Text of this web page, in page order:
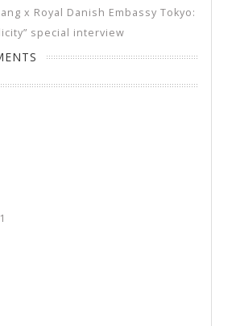
x Royal Danish Embassy Tokyo:
special interview